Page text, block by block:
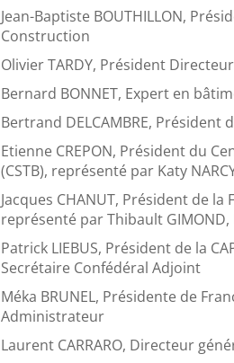
Jean-Baptiste BOUTHILLON,
Construction
Olivier TARDY, Président
Bernard BONNET, Expert en
Bertrand DELCAMBRE,
Etienne CREPON, Président du
(CSTB), représenté par Katy
Jacques CHANUT, Président de
représenté par Thibault
Patrick LIEBUS, Président de la
Secrétaire Confédéral Adjoint
Méka BRUNEL, Présidente de
Administrateur
Laurent CARRARO, Directeur